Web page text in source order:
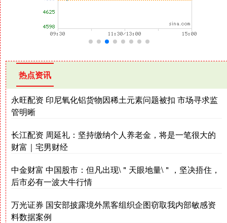
热点资讯
永旺配资 印尼氧化铝货物因稀土元素问题被扣 市场寻求监
管明晰
长江配资 周延礼：坚持缴纳个人养老金，将是一笔很大的
财富｜宅男财经
中金财富 中国股市：但凡出现\＂天眼地量\＂，坚决捂住，
后市必有一波大牛行情
万光证券 国安部披露境外黑客组织企图窃取我内部敏感资
料数据案例